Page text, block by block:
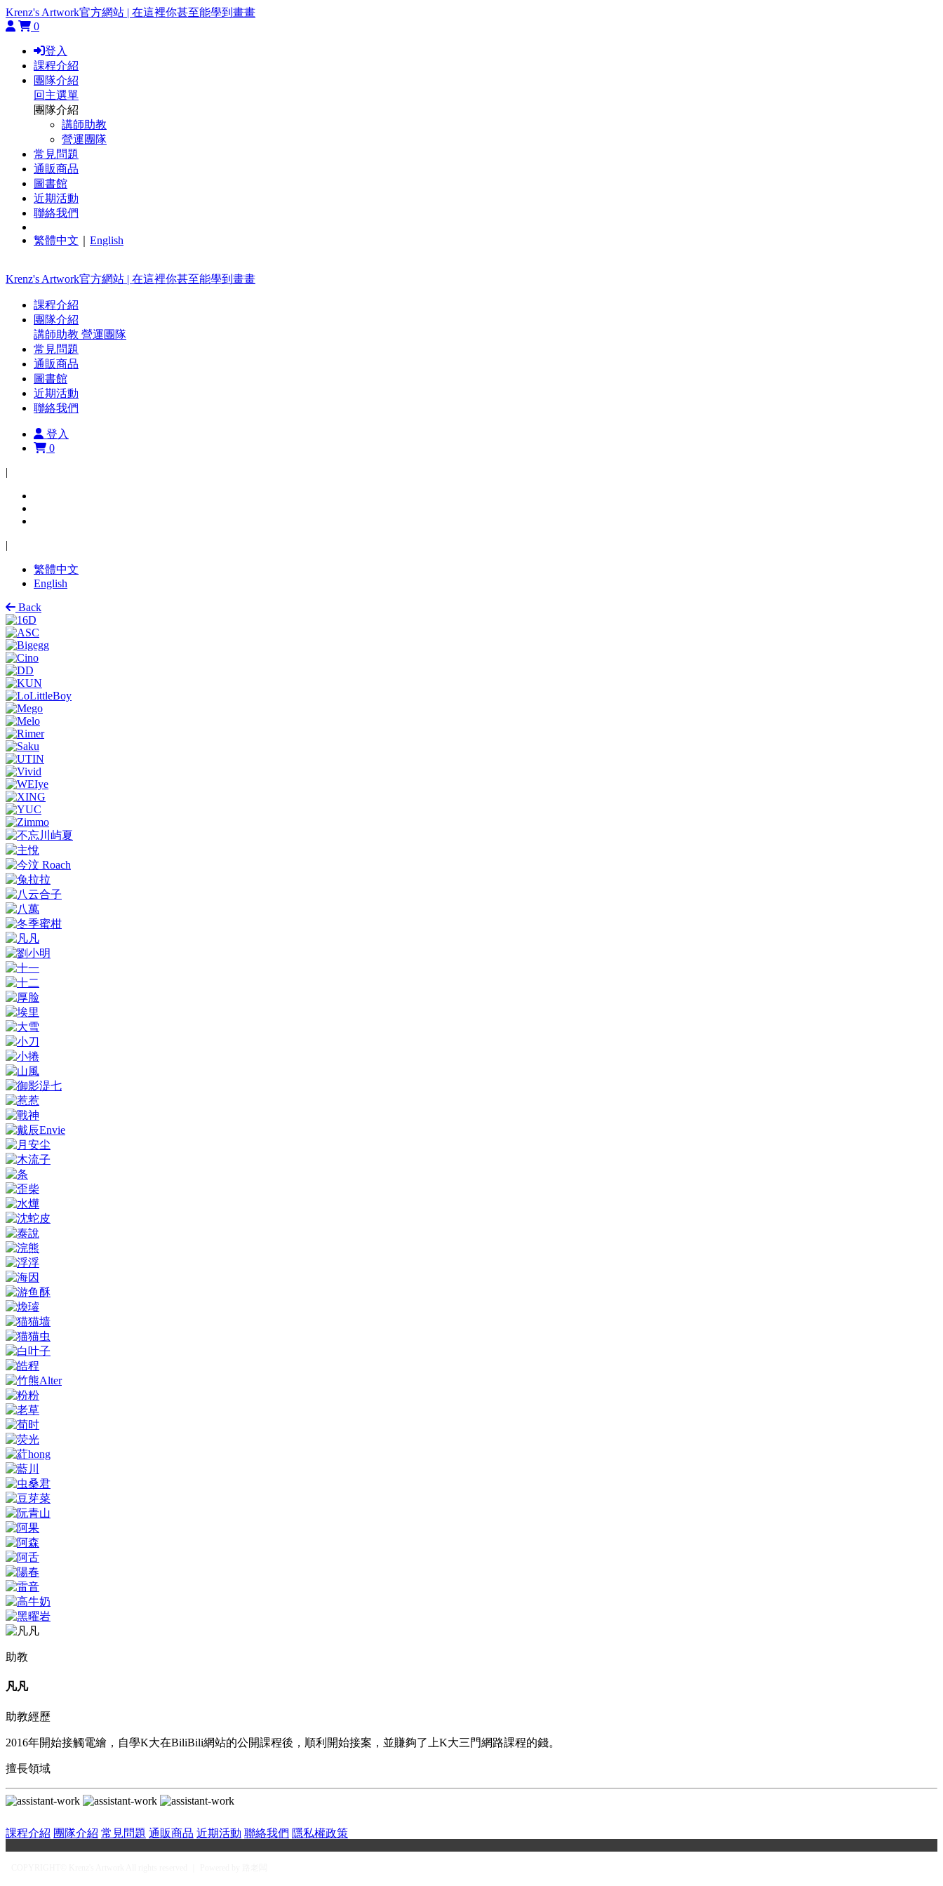
Krenz's Artwork官方網站 | 在這裡你甚至能學到畫畫
0
登入
課程介紹
團隊介紹
回主選單
團隊介紹
講師助教
營運團隊
常見問題
通販商品
圖書館
近期活動
聯絡我們
繁體中文 English
Krenz's Artwork官方網站 | 在這裡你甚至能學到畫畫
課程介紹
團隊介紹
講師助教 營運團隊
常見問題
通販商品
圖書館
近期活動
聯絡我們
登入
0
|
|
繁體中文
English
Back
助教
凡凡
助教經歷
2016年開始接觸電繪，自學K大在BiliBili網站的公開課程後，順利開始接案，並賺夠了上K大三門網路課程的錢。
擅長領域
課程介紹 團隊介紹 常見問題 通販商品 近期活動 聯絡我們 隱私權政策